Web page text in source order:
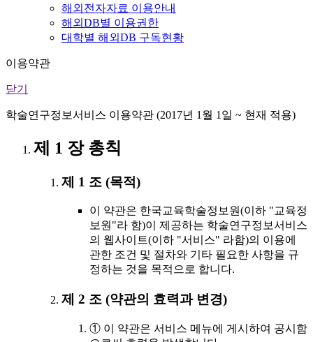
해외전자자료 이용안내
해외DB별 이용권한
대학별 해외DB 구독현황
이용약관
닫기
학술연구정보서비스 이용약관 (2017년 1월 1일 ~ 현재 적용)
제 1 장 총칙
제 1 조 (목적)
이 약관은 한국교육학술정보원(이하 "교육정
보원"라 함)이 제공하는 학술연구정보서비스
의 웹사이트(이하 "서비스" 라함)의 이용에
관한 조건 및 절차와 기타 필요한 사항을 규
정하는 것을 목적으로 합니다.
제 2 조 (약관의 효력과 변경)
① 이 약관은 서비스 메뉴에 게시하여 공시함